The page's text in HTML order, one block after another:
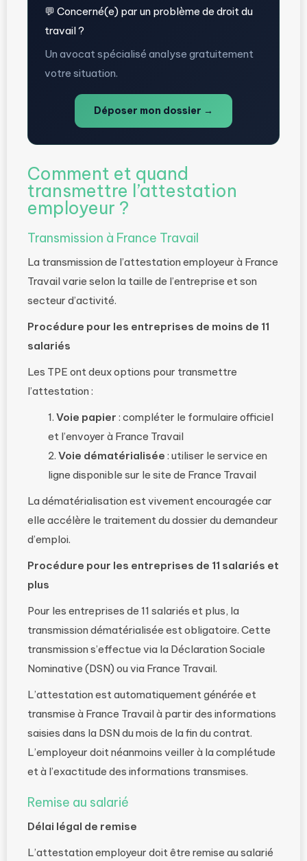
💬 Concerné(e) par un problème de droit du
travail ?
Un avocat spécialisé analyse gratuitement
votre situation.
Déposer mon dossier →
Comment et quand
transmettre l’attestation
employeur ?
Transmission à France Travail
La transmission de l’attestation employeur à France
Travail varie selon la taille de l’entreprise et son
secteur d’activité.
Procédure pour les entreprises de moins de 11
salariés
Les TPE ont deux options pour transmettre
l’attestation :
Voie papier : compléter le formulaire officiel
et l’envoyer à France Travail
Voie dématérialisée : utiliser le service en
ligne disponible sur le site de France Travail
La dématérialisation est vivement encouragée car
elle accélère le traitement du dossier du demandeur
d’emploi.
Procédure pour les entreprises de 11 salariés et
plus
Pour les entreprises de 11 salariés et plus, la
transmission dématérialisée est obligatoire. Cette
transmission s’effectue via la Déclaration Sociale
Nominative (DSN) ou via France Travail.
L’attestation est automatiquement générée et
transmise à France Travail à partir des informations
saisies dans la DSN du mois de la fin du contrat.
L’employeur doit néanmoins veiller à la complétude
et à l’exactitude des informations transmises.
Remise au salarié
Délai légal de remise
L’attestation employeur doit être remise au salarié